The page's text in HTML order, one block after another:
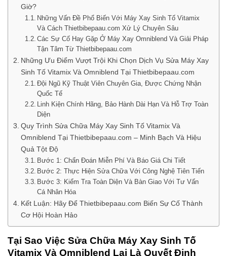
Giờ?
Những Vấn Đề Phổ Biến Với Máy Xay Sinh Tố Vitamix
Và Cách Thietbibepaau.com Xử Lý Chuyên Sâu
Các Sự Cố Hay Gặp Ở Máy Xay Omniblend Và Giải Pháp
Tận Tâm Từ Thietbibepaau.com
Những Ưu Điểm Vượt Trội Khi Chọn Dịch Vụ Sửa Máy Xay
Sinh Tố Vitamix Và Omniblend Tại Thietbibepaau.com
Đội Ngũ Kỹ Thuật Viên Chuyên Gia, Được Chứng Nhận
Quốc Tế
Linh Kiện Chính Hãng, Bảo Hành Dài Hạn Và Hỗ Trợ Toàn
Diện
Quy Trình Sửa Chữa Máy Xay Sinh Tố Vitamix Và
Omniblend Tại Thietbibepaau.com – Minh Bạch Và Hiệu
Quả Tột Độ
Bước 1: Chẩn Đoán Miễn Phí Và Báo Giá Chi Tiết
Bước 2: Thực Hiện Sửa Chữa Với Công Nghệ Tiên Tiến
Bước 3: Kiểm Tra Toàn Diện Và Bàn Giao Với Tư Vấn
Cá Nhân Hóa
Kết Luận: Hãy Để Thietbibepaau.com Biến Sự Cố Thành
Cơ Hội Hoàn Hảo
Tại Sao Việc Sửa Chữa Máy Xay Sinh Tố
Vitamix Và Omniblend Lại Là Quyết Định